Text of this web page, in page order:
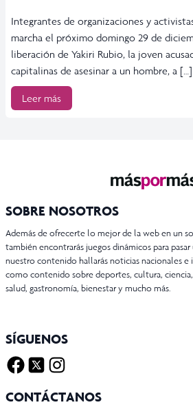
Integrantes de organizaciones y
marcha el próximo domingo 29 de
liberación de Yakiri Rubio, la joven
capitalinas de asesinar a un hombre, a […]
Leer más
SOBRE NOSOTROS
Además de ofrecerte lo mejor de la web en un
también encontrarás juegos dinámicos para
nuestro contenido hallarás noticias nacionales e
como contenido sobre deportes, cultura,
salud, gastronomía, bienestar y mucho más.
SÍGUENOS
CONTÁCTANOS